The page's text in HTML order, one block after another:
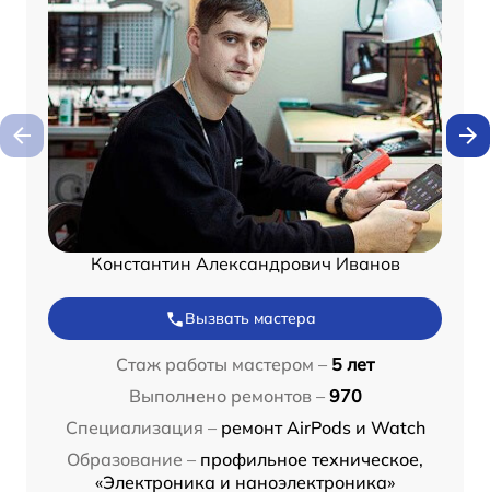
Константин Александрович Иванов
Вызвать мастера
Стаж работы мастером – 5 лет
Выполнено ремонтов – 970
Специализация – ремонт AirPods и Watch
Образование – профильное техническое,
«Электроника и наноэлектроника»